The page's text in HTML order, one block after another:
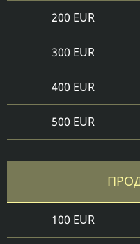
200 EUR
300 EUR
400 EUR
500 EUR
100 EUR